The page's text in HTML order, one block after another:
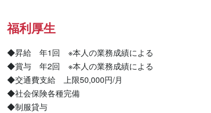
福利厚生
◆昇給　年1回　※本人の業務成績による
◆賞与　年2回　※本人の業務成績による
◆交通費支給　上限50,000円/月
◆社会保険各種完備
◆制服貸与